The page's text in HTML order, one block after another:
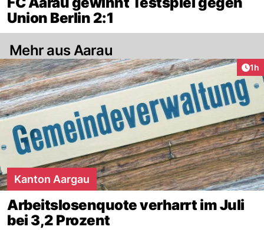
Union Berlin 2:1
Mehr aus Aarau
1h
Kanton Aargau
Arbeitslosenquote verharrt im Juli
bei 3,2 Prozent